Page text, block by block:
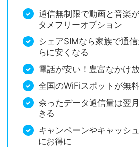
通信無制限で動画と音楽
タメフリーオプション
シェアSIMなら家族で通
らに安くなる
電話が安い！豊富なかけ
全国のWiFiスポットが無
余ったデータ通信量は翌
きる
キャンペーンやキャッシ
にお得に